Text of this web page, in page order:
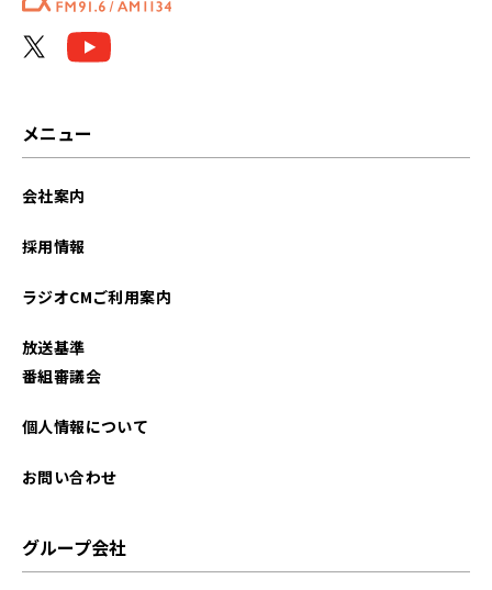
メニュー
会社案内
採用情報
ラジオCMご利用案内
放送基準
番組審議会
個人情報について
お問い合わせ
グループ会社